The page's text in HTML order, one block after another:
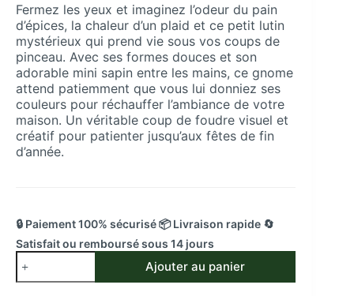
Fermez les yeux et imaginez l’odeur du pain
d’épices, la chaleur d’un plaid et ce petit lutin
mystérieux qui prend vie sous vos coups de
pinceau. Avec ses formes douces et son
adorable mini sapin entre les mains, ce gnome
attend patiemment que vous lui donniez ses
couleurs pour réchauffer l’ambiance de votre
maison. Un véritable coup de foudre visuel et
créatif pour patienter jusqu’aux fêtes de fin
d’année.
🔒 Paiement 100% sécurisé 📦 Livraison rapide 🔄
Satisfait ou remboursé sous 14 jours
quantité
de
Figurine
Ajouter au panier